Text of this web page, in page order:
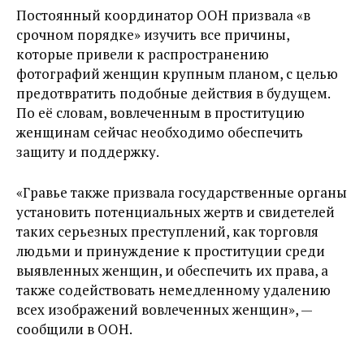
Постоянный координатор ООН призвала «в
срочном порядке» изучить все причины,
которые привели к распространению
фотографий женщин крупным планом, с целью
предотвратить подобные действия в будущем.
По её словам, вовлеченным в проституцию
женщинам сейчас необходимо обеспечить
защиту и поддержку.
«Гравье также призвала государственные органы
установить потенциальных жертв и свидетелей
таких серьезных преступлений, как торговля
людьми и принуждение к проституции среди
выявленных женщин, и обеспечить их права, а
также содействовать немедленному удалению
всех изображений вовлеченных женщин», —
сообщили в ООН.